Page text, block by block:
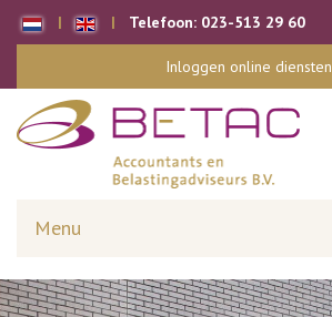
Telefoon: 023-513 29 60
Inloggen online diensten
Menu